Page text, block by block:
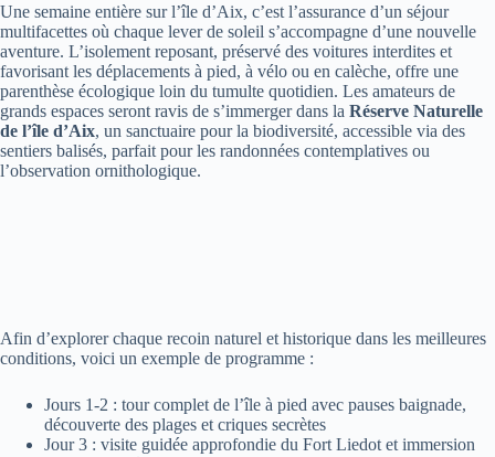
Une semaine entière sur l’île d’Aix, c’est l’assurance d’un séjour
multifacettes où chaque lever de soleil s’accompagne d’une nouvelle
aventure. L’isolement reposant, préservé des voitures interdites et
favorisant les déplacements à pied, à vélo ou en calèche, offre une
parenthèse écologique loin du tumulte quotidien. Les amateurs de
grands espaces seront ravis de s’immerger dans la Réserve Naturelle
de l’île d’Aix, un sanctuaire pour la biodiversité, accessible via des
sentiers balisés, parfait pour les randonnées contemplatives ou
l’observation ornithologique.
Afin d’explorer chaque recoin naturel et historique dans les meilleures
conditions, voici un exemple de programme :
Jours 1-2 : tour complet de l’île à pied avec pauses baignade,
découverte des plages et criques secrètes
Jour 3 : visite guidée approfondie du Fort Liedot et immersion